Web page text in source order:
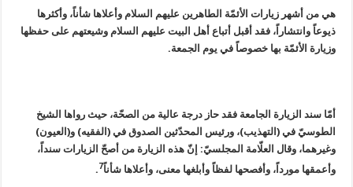
هي من أشهر زيارات الأئمّة الطاهرين عليهم السلام وأعلاها شأناً، وأكثرها
ذيوعاً وانتشاراً، فقد أقبل أتباع أهل البيت عليهم السلام وشيعتهم على حفظها
وزيارة الأئمّة بها خصوصاً في يوم الجمعة.
أمّا سند الزيارة الجامعة فقد حاز درجة عالية من الصحّة، حيث رواها الشيخ
الطوسيّ في (التهذيب)، ورئيس المحدّثين الصدوق في (الفقيه) و(العيون)
وغيرهما، وقال العلّامة المجلسيّ: إنّ هذه الزيارة من أصحّ الزيارات سنداً،
وأعمقها مورداً، وأفصحها لفظاً وأبلغها معنى، وأعلاها شأناً7
.